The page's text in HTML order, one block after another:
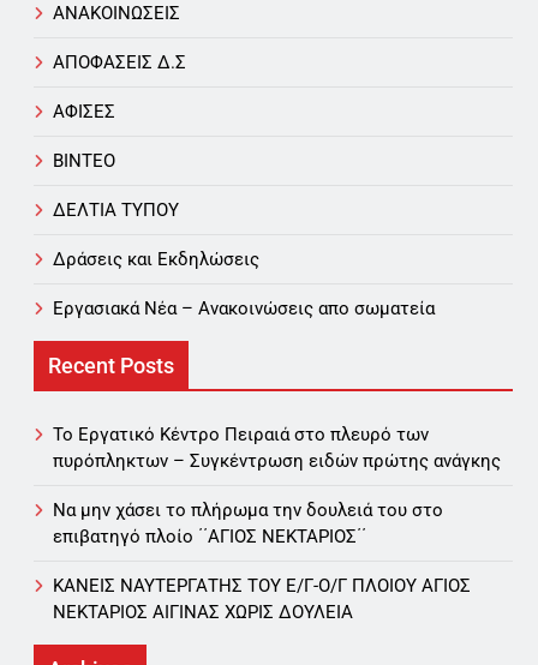
ΑΝΑΚΟΙΝΩΣΕΙΣ
ΑΠΟΦΑΣΕΙΣ Δ.Σ
ΑΦΙΣΕΣ
ΒΙΝΤΕΟ
ΔΕΛΤΙΑ ΤΥΠΟΥ
Δράσεις και Εκδηλώσεις
Εργασιακά Νέα – Aνακοινώσεις απο σωματεία
Recent Posts
Το Εργατικό Κέντρο Πειραιά στο πλευρό των
πυρόπληκτων – Συγκέντρωση ειδών πρώτης ανάγκης
Να μην χάσει το πλήρωμα την δουλειά του στο
επιβατηγό πλοίο ΄΄ΑΓΙΟΣ ΝΕΚΤΑΡΙΟΣ΄΄
ΚΑΝΕΙΣ ΝΑΥΤΕΡΓΑΤΗΣ TOY Ε/Γ-Ο/Γ ΠΛΟΙΟY ΑΓΙΟΣ
ΝΕΚΤΑΡΙΟΣ ΑΙΓΙΝΑΣ ΧΩΡΙΣ ΔΟΥΛΕΙΑ